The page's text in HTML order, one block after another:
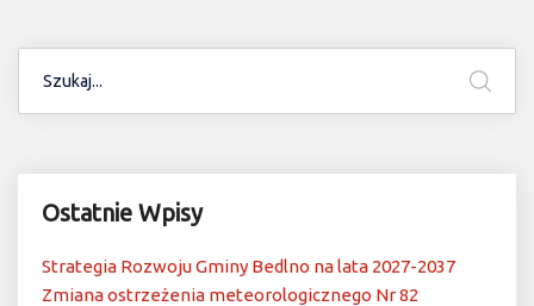
Ostatnie Wpisy
Strategia Rozwoju Gminy Bedlno na lata 2027-2037
Zmiana ostrzeżenia meteorologicznego Nr 82